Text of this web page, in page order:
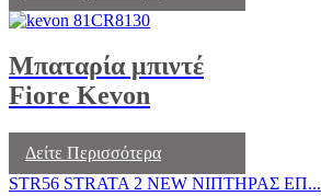
Μπαταρία μπιντέ
Fiore Kevon
Δείτε Περισσότερα
STR56 STRATA 2 NEW ΝΙΠΤΗΡΑΣ ΕΠ...